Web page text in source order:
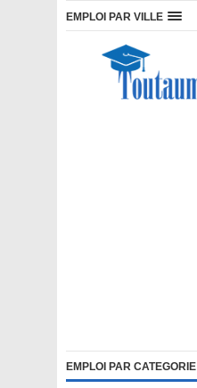
EMPLOI PAR VILLE
EMPLOI PAR CATEGORIE